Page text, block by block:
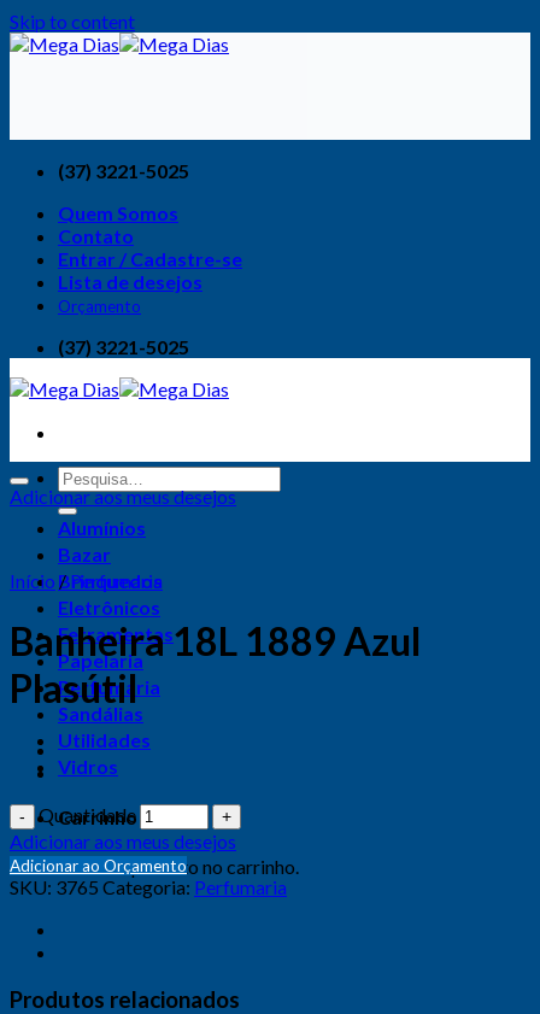
Skip to content
(37) 3221-5025
Quem Somos
Contato
Entrar / Cadastre-se
Lista de desejos
Orçamento
(37) 3221-5025
Alumínios
Bazar
Brinquedos
Eletrônicos
Ferramentas
Papelaria
Perfumaria
Sandálias
Utilidades
Vidros
Carrinho
Nenhum produto no carrinho.
Adicionar aos meus desejos
Início / Perfumaria
Banheira 18L 1889 Azul
Plasútil
Quantidade
Adicionar aos meus desejos
Adicionar ao Orçamento
SKU: 3765 Categoria: Perfumaria
Produtos relacionados